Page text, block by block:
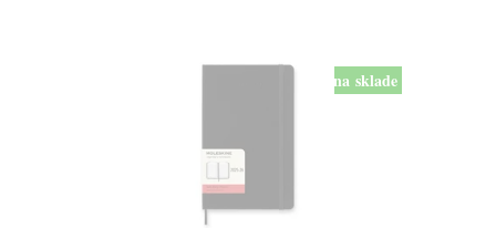
na sklade